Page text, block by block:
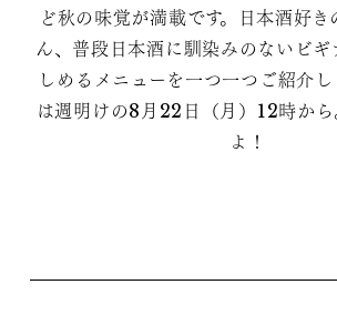
ど秋の味覚が満載です。日本酒好き
ん、普段日本酒に馴染みのないビ
しめるメニューを一つ一つご紹介
は週明けの8月22日（月）12時から
よ！